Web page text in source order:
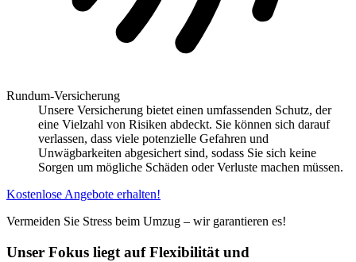
Rundum-Versicherung
Unsere Versicherung bietet einen umfassenden Schutz, der
eine Vielzahl von Risiken abdeckt. Sie können sich darauf
verlassen, dass viele potenzielle Gefahren und
Unwägbarkeiten abgesichert sind, sodass Sie sich keine
Sorgen um mögliche Schäden oder Verluste machen müssen.
Kostenlose Angebote erhalten!
Vermeiden Sie Stress beim Umzug – wir garantieren es!
Unser Fokus liegt auf Flexibilität und